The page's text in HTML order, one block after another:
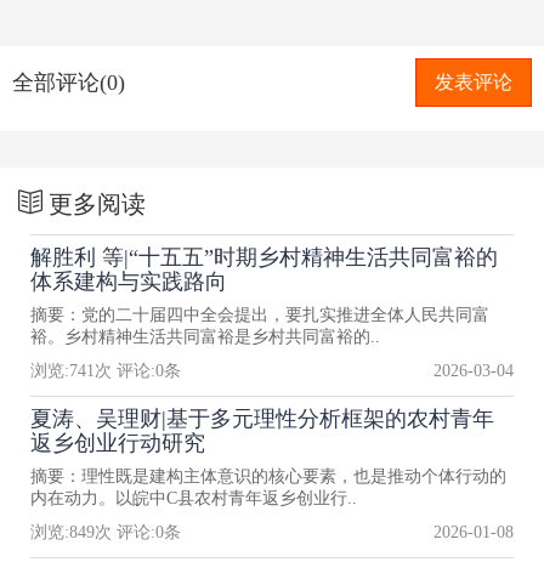
全部评论(0) 发表评论
更多阅读
解胜利 等|“十五五”时期乡村精神生活共同富裕的
体系建构与实践路向
摘要：党的二十届四中全会提出，要扎实推进全体人民共同富
裕。乡村精神生活共同富裕是乡村共同富裕的..
浏览:741次 评论:0条 2026-03-04
夏涛、吴理财|基于多元理性分析框架的农村青年
返乡创业行动研究
摘要：理性既是建构主体意识的核心要素，也是推动个体行动的
内在动力。以皖中C县农村青年返乡创业行..
浏览:849次 评论:0条 2026-01-08